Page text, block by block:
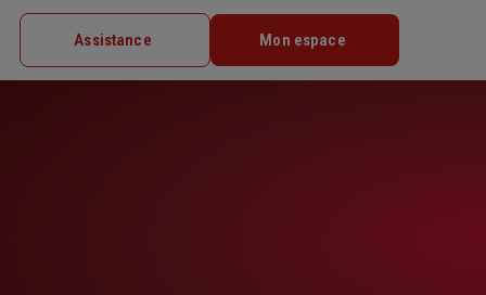
Assistance Mon espace